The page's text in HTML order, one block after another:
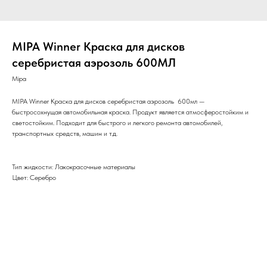
MIPA Winner Краска для дисков
серебристая аэрозоль 600МЛ
Mipa
MIPA Winner Краска для дисков серебристая аэрозоль 600мл —
быстросохнущая автомобильная краска. Продукт является атмосферостойким и
светостойким. Подходит для быстрого и легкого ремонта автомобилей,
транспортных средств, машин и т.д.
Тип жидкости: Лакокрасочные материалы
Цвет: Серебро